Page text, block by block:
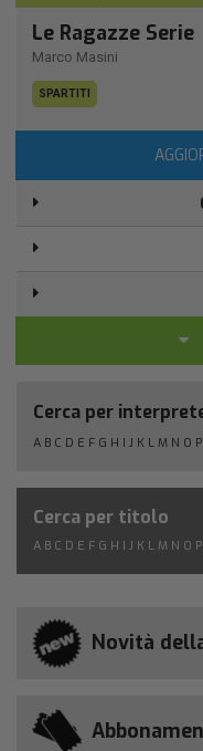
Le Ragazze Serie
Marco Masini
SPARTITI
Cerca per
A B C D E F G H I J K L M N O P
Cerca per titolo
A B C D E F G H I J K L M N O P
Novità